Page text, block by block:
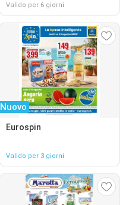
Valido per 6 giorni
Nuovo
Eurospin
Valido per 3 giorni